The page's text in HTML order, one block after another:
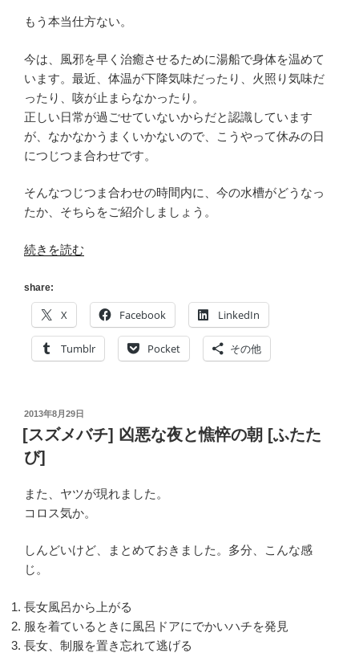
面
利
用]”
の
もう本当仕方ない。
今は、風邪を早く治癒させるために湯船で身体を温めて
います。最近、体温が下降気味だったり、火照り気味だ
ったり、咳が止まらなかったり。
正しい日常が過ごせていないからだと認識しています
が、なかなかうまくいかないので、こうやって休みの日
につじつま合わせです。
そんなつじつま合わせの時間内に、今の水槽がどうなっ
たか、そちらをご紹介しましょう。
“[ア
ア
リ
ウ
に]
水
槽
[溺
れ
日々]”
の
続きを読む
share:
X Facebook LinkedIn
Tumblr Pocket その他
投
稿
日:
2013年8月29日
[スズメバチ] 凶悪な夜と憔悴の朝 [ふたた
び]
また、ヤツが現れました。
コロス気か。
しんどいけど、まとめておきました。多分、こんな感
じ。
長女風呂から上がる
服を着ているときに風呂ドアにでかいハチを発見
長女、制服を置き忘れて逃げる